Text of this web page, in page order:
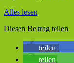
Alles lesen
Diesen Beitrag teilen
teilen
teilen